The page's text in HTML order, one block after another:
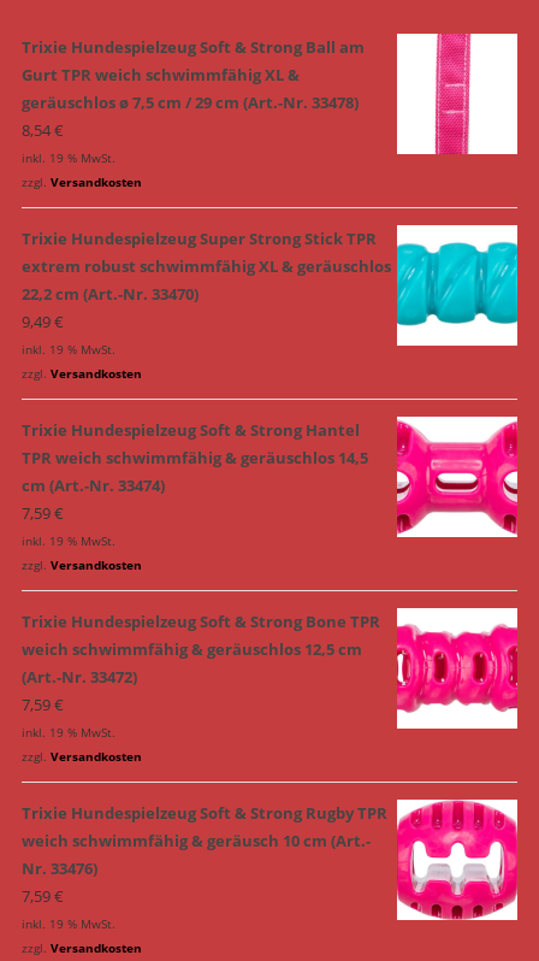
Trixie Hundespielzeug Soft & Strong Ball am
Gurt TPR weich schwimmfähig XL &
geräuschlos ø 7,5 cm / 29 cm (Art.-Nr. 33478)
8,54€
inkl. 19 % MwSt.
zzgl. Versandkosten
Trixie Hundespielzeug Super Strong Stick TPR
extrem robust schwimmfähig XL & geräuschlos
22,2 cm (Art.-Nr. 33470)
9,49€
inkl. 19 % MwSt.
zzgl. Versandkosten
Trixie Hundespielzeug Soft & Strong Hantel
TPR weich schwimmfähig & geräuschlos 14,5
cm (Art.-Nr. 33474)
7,59€
inkl. 19 % MwSt.
zzgl. Versandkosten
Trixie Hundespielzeug Soft & Strong Bone TPR
weich schwimmfähig & geräuschlos 12,5 cm
(Art.-Nr. 33472)
7,59€
inkl. 19 % MwSt.
zzgl. Versandkosten
Trixie Hundespielzeug Soft & Strong Rugby TPR
weich schwimmfähig & geräusch 10 cm (Art.-
Nr. 33476)
7,59€
inkl. 19 % MwSt.
zzgl. Versandkosten